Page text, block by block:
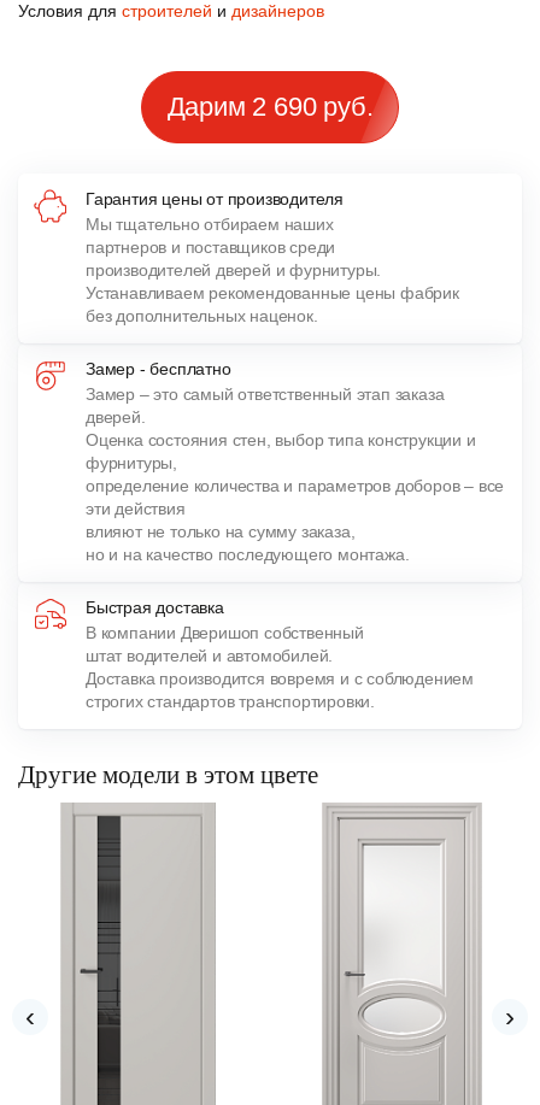
Условия для строителей и дизайнеров
Дарим 2 690 руб.
Гарантия цены от производителя
Мы тщательно отбираем наших
партнеров и поставщиков среди
производителей дверей и фурнитуры.
Устанавливаем рекомендованные цены фабрик
без дополнительных наценок.
Замер - бесплатно
Замер – это самый ответственный этап заказа
дверей.
Оценка состояния стен, выбор типа конструкции и
фурнитуры,
определение количества и параметров доборов – все
эти действия
влияют не только на сумму заказа,
но и на качество последующего монтажа.
Быстрая доставка
В компании Дверишоп собственный
штат водителей и автомобилей.
Доставка производится вовремя и с соблюдением
строгих стандартов транспортировки.
Другие модели в этом цвете
‹ ›